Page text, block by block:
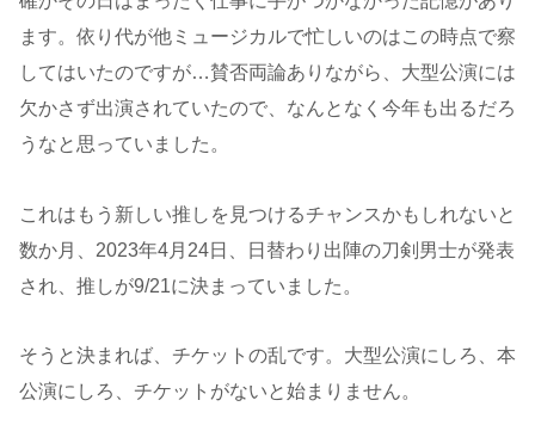
ます。依り代が他ミュージカルで忙しいのはこの時点で察
してはいたのですが…賛否両論ありながら、大型公演には
欠かさず出演されていたので、なんとなく今年も出るだろ
うなと思っていました。
これはもう新しい推しを見つけるチャンスかもしれないと
数か月、2023年4月24日、日替わり出陣の刀剣男士が発表
され、推しが9/21に決まっていました。
そうと決まれば、チケットの乱です。大型公演にしろ、本
公演にしろ、チケットがないと始まりません。